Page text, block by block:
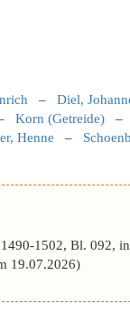
– Diel,
Korn (Getreide) –
Henne –
1502, Bl. 092,
19.07.2026)